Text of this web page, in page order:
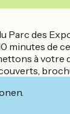
des
minutes
à